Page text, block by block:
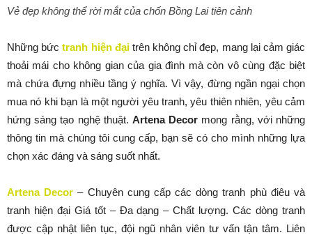
Vẻ đẹp không thể rời mắt của chốn Bồng Lai tiên cảnh
Những bứctranh hiện đạitrên không chỉ đẹp, mang lại cảm giác
thoải mái cho không gian của gia đình mà còn vô cùng đặc biệt
mà chứa đựng nhiều tầng ý nghĩa. Vì vậy, đừng ngần ngại chọn
mua nó khi bạn là một người yêu tranh, yêu thiên nhiên, yêu cảm
hứng sáng tạo nghệ thuật. Artena Decor mong rằng, với những
thông tin mà chúng tôi cung cấp, bạn sẽ có cho mình những lựa
chọn xác đáng và sáng suốt nhất.
Artena Decor – Chuyên cung cấp các dòng tranh phù điêu và
tranh hiện đại Giá tốt – Đa dạng – Chất lượng. Các dòng tranh
được cập nhật liên tục, đội ngũ nhân viên tư vấn tận tâm. Liên